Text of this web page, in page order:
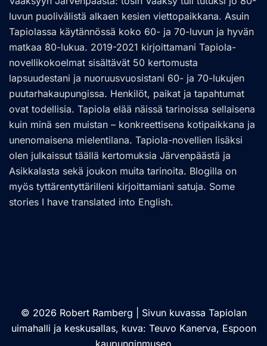
luvun puolivälistä alkaen kesien viettopaikkana. Asuin
Tapiolassa käytännössä koko 60- ja 70-luvun ja hyvän
matkaa 80-lukua. 2019-2021 kirjoittamani Tapiola-
novellikokoelmat sisältävät 50 kertomusta
lapsuudestani ja nuoruusvuosistani 60- ja 70-lukujen
puutarhakaupungissa. Henkilöt, paikat ja tapahtumat
ovat todellisia. Tapiola elää näissä tarinoissa sellaisena
kuin minä sen muistan – konkreettisena kotipaikkana ja
unenomaisena mielentilana. Tapiola-novellien lisäksi
olen julkaissut täällä kertomuksia Järvenpäästä ja
Asikkalasta sekä joukon muita tarinoita. Blogilla on
myös tyttärentyttärilleni kirjoittamiani satuja. Some
stories I have translated into English.
© 2026 Robert Ramberg | Sivun kuvassa Tapiolan
uimahalli ja keskusallas, kuva: Teuvo Kanerva, Espoon
kaupunginmuseo